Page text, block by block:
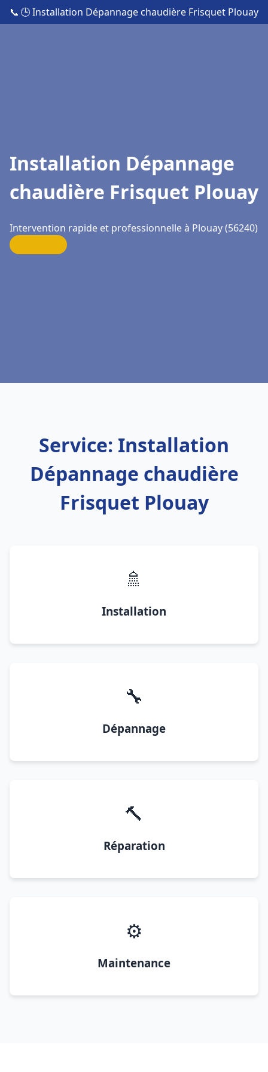
📞 🕒 Installation Dépannage chaudière Frisquet Plouay
Installation Dépannage
chaudière Frisquet Plouay
Intervention rapide et professionnelle à Plouay (56240)
Service: Installation
Dépannage chaudière
Frisquet Plouay
🚿
Installation
🔧
Dépannage
🔨
Réparation
⚙️
Maintenance